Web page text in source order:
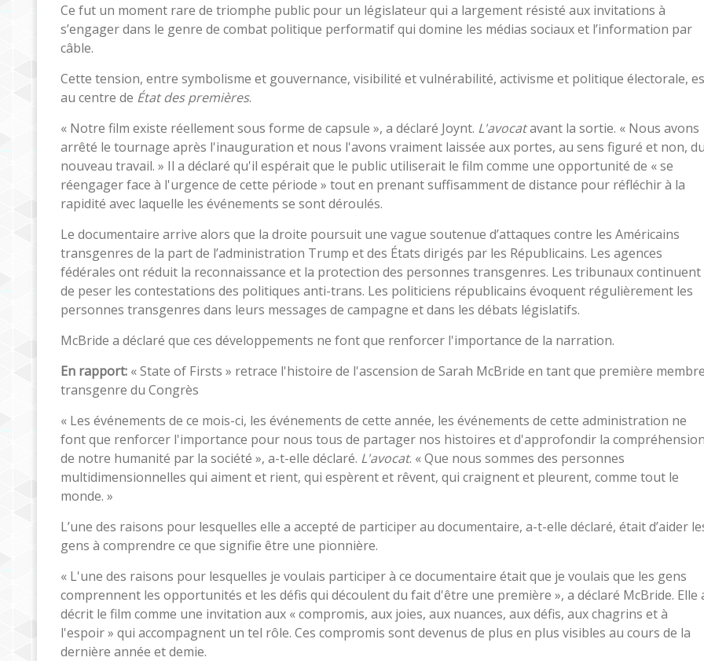
Ce fut un moment rare de triomphe public pour un législateur qui a largement résisté aux invitations à
s’engager dans le genre de combat politique performatif qui domine les médias sociaux et l’information par
câble.
Cette tension, entre symbolisme et gouvernance, visibilité et vulnérabilité, activisme et politique électorale,
au centre de État des premières.
« Notre film existe réellement sous forme de capsule », a déclaré Joynt. L'avocatavant la sortie. « Nous avons
arrêté le tournage après l'inauguration et nous l'avons vraiment laissée aux portes, au sens figuré et non,
nouveau travail. » Il a déclaré qu'il espérait que le public utiliserait le film comme une opportunité de « se
réengager face à l'urgence de cette période » tout en prenant suffisamment de distance pour réfléchir à la
rapidité avec laquelle les événements se sont déroulés.
Le documentaire arrive alors que la droite poursuit une vague soutenue d’attaques contre les Américains
transgenres de la part de l’administration Trump et des États dirigés par les Républicains. Les agences
fédérales ont réduit la reconnaissance et la protection des personnes transgenres. Les tribunaux continuent
de peser les contestations des politiques anti-trans. Les politiciens républicains évoquent régulièrement les
personnes transgenres dans leurs messages de campagne et dans les débats législatifs.
McBride a déclaré que ces développements ne font que renforcer l'importance de la narration.
En rapport: « State of Firsts » retrace l'histoire de l'ascension de Sarah McBride en tant que première
transgenre du Congrès
« Les événements de ce mois-ci, les événements de cette année, les événements de cette administration ne
font que renforcer l'importance pour nous tous de partager nos histoires et d'approfondir la
de notre humanité par la société », a-t-elle déclaré. L'avocat. « Que nous sommes des personnes
multidimensionnelles qui aiment et rient, qui espèrent et rêvent, qui craignent et pleurent, comme tout le
monde. »
L’une des raisons pour lesquelles elle a accepté de participer au documentaire, a-t-elle déclaré, était d’aider
gens à comprendre ce que signifie être une pionnière.
« L'une des raisons pour lesquelles je voulais participer à ce documentaire était que je voulais que les gens
comprennent les opportunités et les défis qui découlent du fait d'être une première », a déclaré McBride. Elle
décrit le film comme une invitation aux « compromis, aux joies, aux nuances, aux défis, aux chagrins et à
l'espoir » qui accompagnent un tel rôle. Ces compromis sont devenus de plus en plus visibles au cours de la
dernière année et demie.